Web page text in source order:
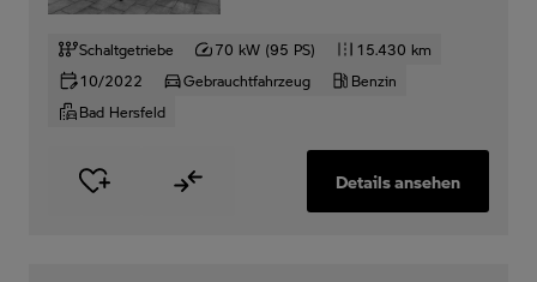
Schaltgetriebe 70 kW (95 PS)
15.430 km
10/2022
Gebrauchtfahrzeug
Benzin
Bad Hersfeld
Details ansehen